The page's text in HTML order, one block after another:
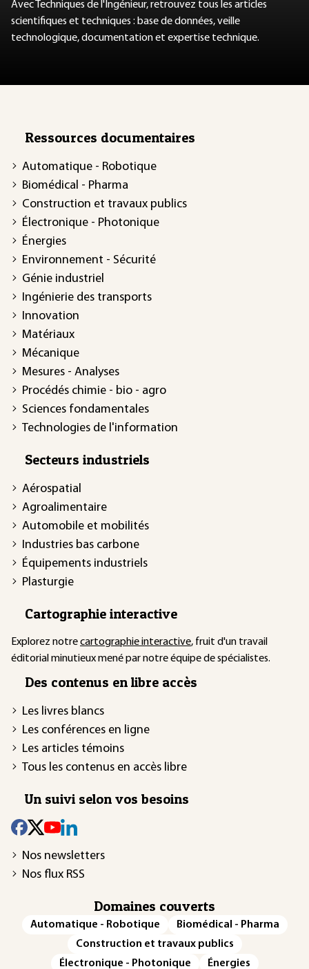
Avec Techniques de l'Ingénieur, retrouvez tous les articles
scientifiques et techniques : base de données, veille
technologique, documentation et expertise technique.
Ressources documentaires
Automatique - Robotique
Biomédical - Pharma
Construction et travaux publics
Électronique - Photonique
Énergies
Environnement - Sécurité
Génie industriel
Ingénierie des transports
Innovation
Matériaux
Mécanique
Mesures - Analyses
Procédés chimie - bio - agro
Sciences fondamentales
Technologies de l'information
Secteurs industriels
Aérospatial
Agroalimentaire
Automobile et mobilités
Industries bas carbone
Équipements industriels
Plasturgie
Cartographie interactive
Explorez notrecartographie interactive, fruit d'un travail
éditorial minutieux mené par notre équipe de spécialistes.
Des contenus en libre accès
Les livres blancs
Les conférences en ligne
Les articles témoins
Tous les contenus en accès libre
Un suivi selon vos besoins
Nos newsletters
Nos flux RSS
Domaines couverts
Automatique - Robotique
Biomédical - Pharma
Construction et travaux publics
Électronique - Photonique
Énergies